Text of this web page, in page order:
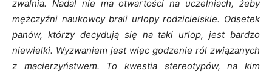
zwalnia. Nadal nie ma otwartości na uczelniach, żeby
mężczyźni naukowcy brali urlopy rodzicielskie. Odsetek
panów, którzy decydują się na taki urlop, jest bardzo
niewielki. Wyzwaniem jest więc godzenie ról związanych
z macierzyństwem. To kwestia stereotypów, na kim